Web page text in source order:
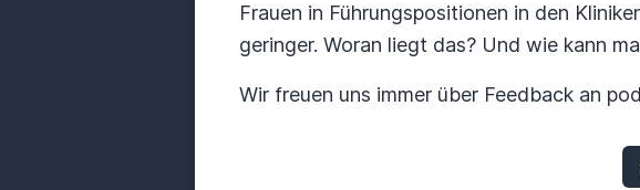
Frauen in Führungspositionen in den
geringer. Woran liegt das? Und wie kann
Wir freuen uns immer über Feedback an